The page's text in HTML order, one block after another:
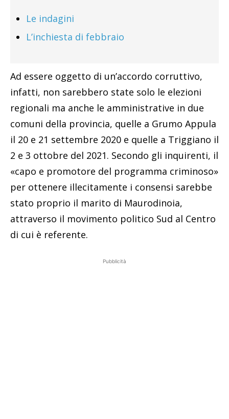
Le indagini
L’inchiesta di febbraio
Ad essere oggetto di un’accordo corruttivo,
infatti, non sarebbero state solo le elezioni
regionali ma anche le amministrative in due
comuni della provincia, quelle a Grumo Appula
il 20 e 21 settembre 2020 e quelle a Triggiano il
2 e 3 ottobre del 2021. Secondo gli inquirenti, il
«capo e promotore del programma criminoso»
per ottenere illecitamente i consensi sarebbe
stato proprio il marito di Maurodinoia,
attraverso il movimento politico Sud al Centro
di cui è referente.
Pubblicità